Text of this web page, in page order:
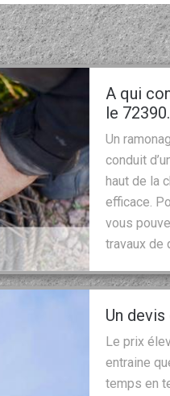
A qui
le 72390.
Un
conduit
haut de la
efficace.
vous
travaux de
Un
Le prix
entraine
temps en